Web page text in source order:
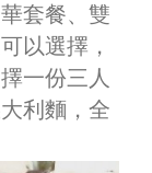
套餐、 雙
以選擇，
一份三人
利麵，全